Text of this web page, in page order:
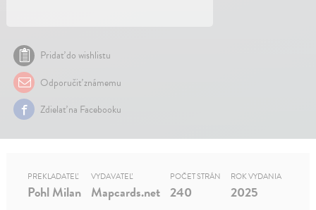
Pridať do wishlistu
Odporučiť známemu
Zdielať na Facebooku
PREKLADATEĽ
Pohl Milan
VYDAVATEĽ
Mapcards.net
POČET STRÁN
240
ROK VYDANIA
2025